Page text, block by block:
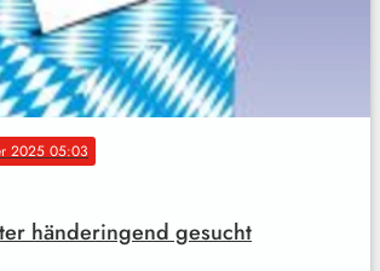
2025 05:03
händeringend gesucht